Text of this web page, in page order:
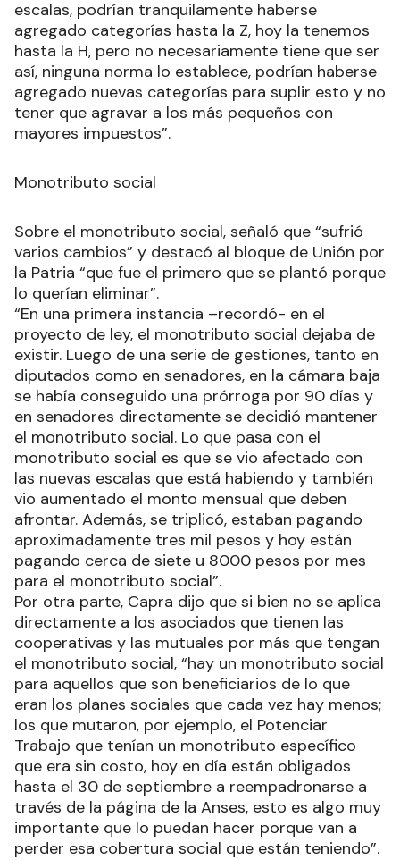
escalas, podrían tranquilamente haberse
agregado categorías hasta la Z, hoy la tenemos
hasta la H, pero no necesariamente tiene que ser
así, ninguna norma lo establece, podrían haberse
agregado nuevas categorías para suplir esto y no
tener que agravar a los más pequeños con
mayores impuestos”.
Monotributo social
Sobre el monotributo social, señaló que “sufrió
varios cambios” y destacó al bloque de Unión por
la Patria “que fue el primero que se plantó porque
lo querían eliminar”.
“En una primera instancia –recordó- en el
proyecto de ley, el monotributo social dejaba de
existir. Luego de una serie de gestiones, tanto en
diputados como en senadores, en la cámara baja
se había conseguido una prórroga por 90 días y
en senadores directamente se decidió mantener
el monotributo social. Lo que pasa con el
monotributo social es que se vio afectado con
las nuevas escalas que está habiendo y también
vio aumentado el monto mensual que deben
afrontar. Además, se triplicó, estaban pagando
aproximadamente tres mil pesos y hoy están
pagando cerca de siete u 8000 pesos por mes
para el monotributo social”.
Por otra parte, Capra dijo que si bien no se aplica
directamente a los asociados que tienen las
cooperativas y las mutuales por más que tengan
el monotributo social, “hay un monotributo social
para aquellos que son beneficiarios de lo que
eran los planes sociales que cada vez hay menos;
los que mutaron, por ejemplo, el Potenciar
Trabajo que tenían un monotributo específico
que era sin costo, hoy en día están obligados
hasta el 30 de septiembre a reempadronarse a
través de la página de la Anses, esto es algo muy
importante que lo puedan hacer porque van a
perder esa cobertura social que están teniendo”.